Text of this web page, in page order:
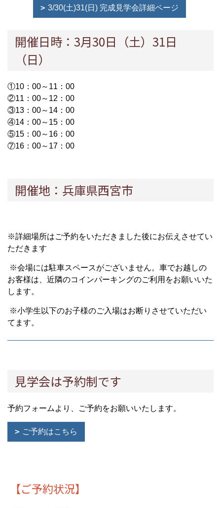
3/30(土)31(日) 完成見学会詳細ページ
開催日時：3月30日（土）31日
（日）
①10：00～11：00
②11：00～12：00
③13：00～14：00
④14：00～15：00
⑤15：00～16：00
⑦16：00～17：00
開催地：兵庫県西宮市
※詳細場所はご予約をいただきました後にお伝えさせてい
ただきます
※会場には駐車スペースがございません。車でお越しの
お客様は、近隣のコインパーキングのご利用をお願いいた
します。
※小学生以下のお子様のご入場はお断りさせていただい
てます。
見学会は予約制です
予約フォームより、ご予約をお願いいたします。
ご予約はこちら
【ご予約状況】